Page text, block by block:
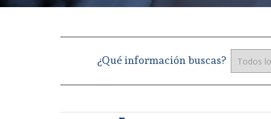
¿Qué información buscas?